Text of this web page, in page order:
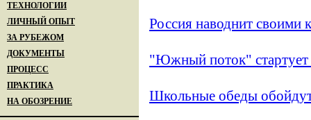
ТЕХНОЛОГИИ
ЛИЧНЫЙ ОПЫТ
ЗА РУБЕЖОМ
ДОКУМЕНТЫ
ПРОЦЕСС
ПРАКТИКА
НА ОБОЗРЕНИЕ
Россия наводнит своими
"Южный поток" стартует
Школьные обеды